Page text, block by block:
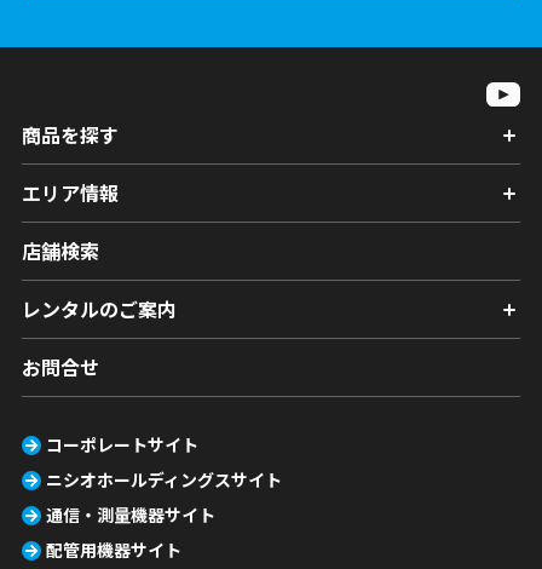
商品を探す
エリア情報
店舗検索
レンタルのご案内
お問合せ
コーポレートサイト
ニシオホールディングスサイト
通信・測量機器サイト
配管用機器サイト